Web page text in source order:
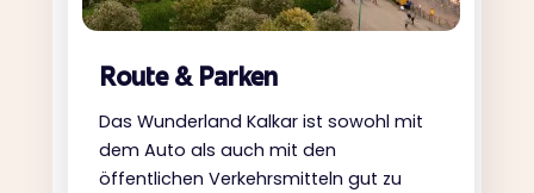
Route & Parken
Das Wunderland Kalkar ist sowohl mit
dem Auto als auch mit den
öffentlichen Verkehrsmitteln gut zu